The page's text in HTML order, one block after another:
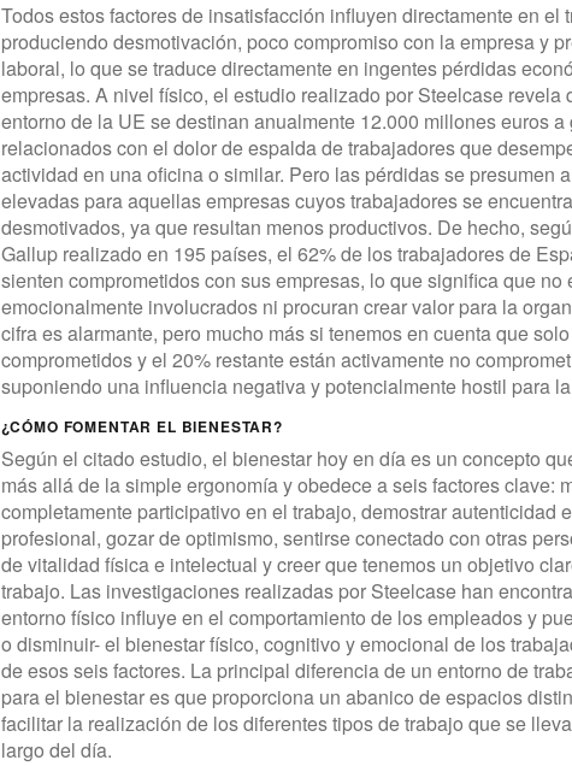
Todos estos factores de insatisfacción influyen directamente en el
produciendo desmotivación, poco compromiso con la empresa y
laboral, lo que se traduce directamente en ingentes pérdidas
empresas. A nivel físico, el estudio realizado por Steelcase revela
entorno de la UE se destinan anualmente 12.000 millones euros a
relacionados con el dolor de espalda de trabajadores que
actividad en una oficina o similar. Pero las pérdidas se presumen
elevadas para aquellas empresas cuyos trabajadores se
desmotivados, ya que resultan menos productivos. De hecho,
Gallup realizado en 195 países, el 62% de los trabajadores de
sienten comprometidos con sus empresas, lo que significa que no
emocionalmente involucrados ni procuran crear valor para la
cifra es alarmante, pero mucho más si tenemos en cuenta que
comprometidos y el 20% restante están activamente no
suponiendo una influencia negativa y potencialmente hostil para
¿CÓMO FOMENTAR EL BIENESTAR?
Según el citado estudio, el bienestar hoy en día es un concepto
más allá de la simple ergonomía y obedece a seis factores clave:
completamente participativo en el trabajo, demostrar autenticidad
profesional, gozar de optimismo, sentirse conectado con otras
de vitalidad física e intelectual y creer que tenemos un objetivo
trabajo. Las investigaciones realizadas por Steelcase han
entorno físico influye en el comportamiento de los empleados y
o disminuir- el bienestar físico, cognitivo y emocional de los
de esos seis factores. La principal diferencia de un entorno de
para el bienestar es que proporciona un abanico de espacios
facilitar la realización de los diferentes tipos de trabajo que se
largo del día.